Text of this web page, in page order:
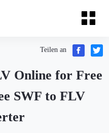
Teilen an
Online for Free
SWF to FLV